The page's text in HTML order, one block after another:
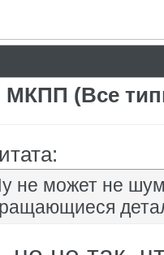
МКПП (Все
не может не